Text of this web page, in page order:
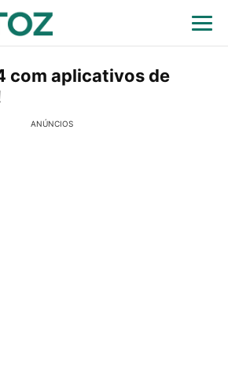
com aplicativos de
ANÚNCIOS